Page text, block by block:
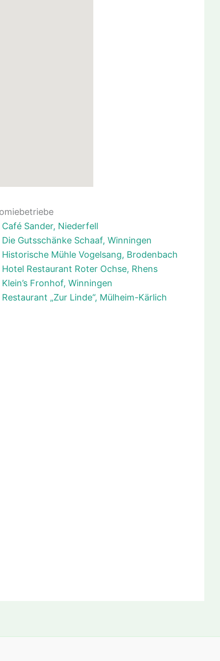
Café Sander, Niederfell
Die Gutsschänke Schaaf, Winningen
Historische Mühle Vogelsang, Brodenbach
Hotel Restaurant Roter Ochse, Rhens
Klein’s Fronhof, Winningen
Restaurant „Zur Linde“, Mülheim-Kärlich